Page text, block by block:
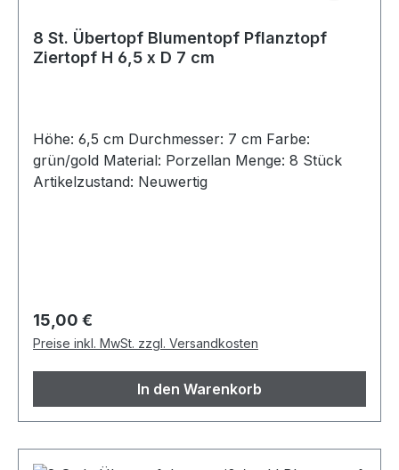
8 St. Übertopf Blumentopf Pflanztopf
Ziertopf H 6,5 x D 7 cm
Höhe: 6,5 cm Durchmesser: 7 cm Farbe:
grün/gold Material: Porzellan Menge: 8 Stück
Artikelzustand: Neuwertig
Regulärer Preis:
15,00 €
Preise inkl. MwSt. zzgl. Versandkosten
In den Warenkorb